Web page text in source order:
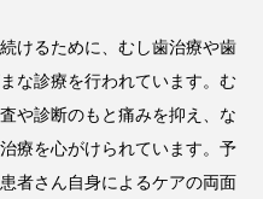
けるために、むし歯治療や歯
な診療を行われています。む
や診断のもと痛みを抑え、な
療を心がけられています。予
者さん自身によるケアの両面